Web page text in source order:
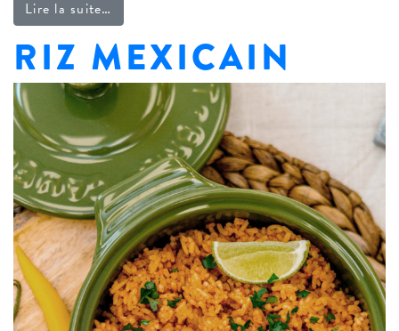
Lire la suite…
RIZ MEXICAIN